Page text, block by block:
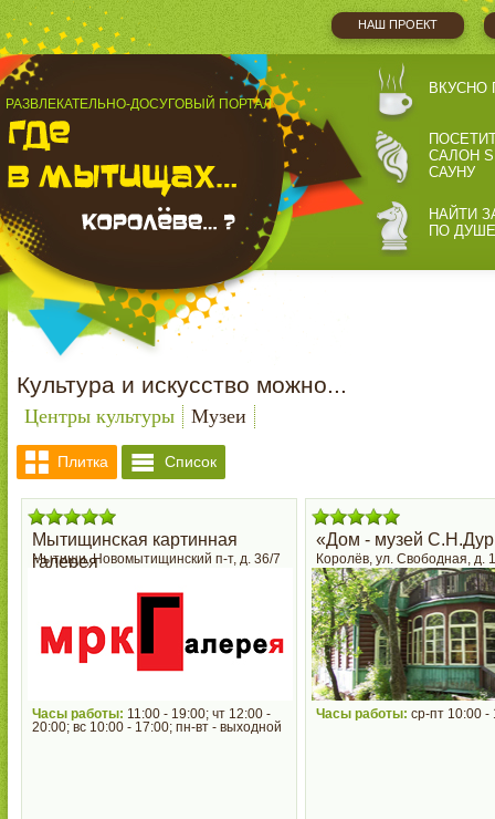
НАШ ПРОЕКТ
РАЗВЛЕКАТЕЛЬНО-ДОСУГОВЫЙ ПОРТАЛ
ВКУСНО
САЛОН
САУНУ
НАЙТИ
ПО ДУШЕ
Культура и искусство можно...
Центры культуры Музеи
Плитка Список
Мытищинская картинная
галерея
Мытищи, Новомытищинский п-т, д. 36/7
Часы работы: 11:00 - 19:00; чт 12:00 -
20:00; вс 10:00 - 17:00; пн-вт - выходной
«Дом - музей
Королёв, ул. Свободная, д.
Часы работы: ср-пт 10:00 -